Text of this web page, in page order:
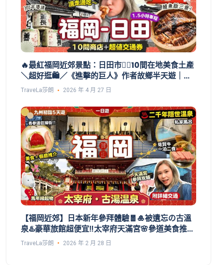
🔥最紅福岡近郊景點：日田市💁‍♀️10間在地美食土產
＼超好逛🛍️／《進擊的巨人》作者故鄉半天遊｜古
藥店、300年酒造、朝聖富商玩意｜大分日田市｜
2026
TraveLa莎朗 2026 年 4 月 27 日
【福岡近郊】日本新年參拜體驗🧧🎍被遺忘の古溫
泉♨️豪華旅館超便宜‼️太宰府天滿宮🌸參道美食推介
🍡｜福岡機場大翻新＼附詳細交通／【九州自由行
TraveLa莎朗 2026 年 2 月 28 日